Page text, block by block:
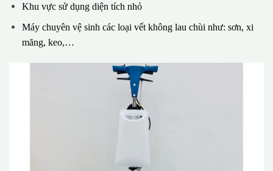
Khu vực sử dụng diện tích nhỏ
Máy chuyên vệ sinh các loại vết không lau chùi như: sơn, xi
măng, keo,…